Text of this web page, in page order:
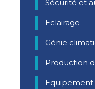
Sécurité et
Eclairage
Génie
Production